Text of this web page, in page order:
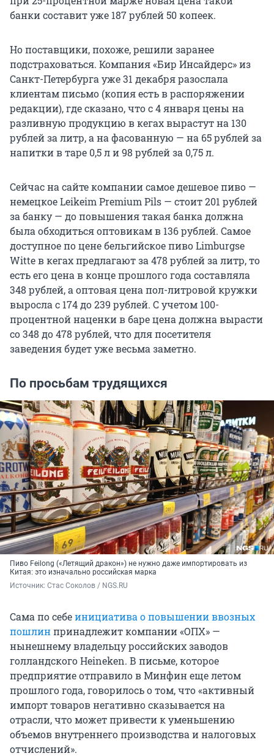
банки составит уже 187 рублей 50 копеек.
Но поставщики, похоже, решили заранее
подстраховаться. Компания «Бир Инсайдерс» из
Санкт-Петербурга уже 31 декабря разослала
клиентам письмо (копия есть в распоряжении
редакции), где сказано, что с 4 января цены на
разливную продукцию в кегах вырастут на 130
рублей за литр, а на фасованную — на 65 рублей за
напитки в таре 0,5 л и 98 рублей за 0,75 л.
Сейчас на сайте компании самое дешевое пиво —
немецкое Leikeim Premium Pils — стоит 201 рублей
за банку — до повышения такая банка должна
была обходиться оптовикам в 136 рублей. Самое
доступное по цене бельгийское пиво Limburgse
Witte в кегах предлагают за 478 рублей за литр, то
есть его цена в конце прошлого года составляла
348 рублей, а оптовая цена пол-литровой кружки
выросла с 174 до 239 рублей. С учетом 100-
процентной наценки в баре цена должна вырасти
со 348 до 478 рублей, что для посетителя
заведения будет уже весьма заметно.
По просьбам трудящихся
Пиво Feilong («Летящий дракон») не нужно даже импортировать из
Китая: это изначально российская марка
Источник: Стас Соколов / NGS.RU
Сама по себеинициатива о повышении ввозных
пошлинпринадлежит компании «ОПХ» —
нынешнему владельцу российских заводов
голландского Heineken. В письме, которое
предприятие отправило в Минфин еще летом
прошлого года, говорилось о том, что «активный
импорт товаров негативно сказывается на
отрасли, что может привести к уменьшению
объемов внутреннего производства и налоговых
отчислений».